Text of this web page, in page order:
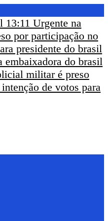
13:11 Urgente na
por participação no
presidente do brasil
embaixadora do brasil
militar é preso
de votos para